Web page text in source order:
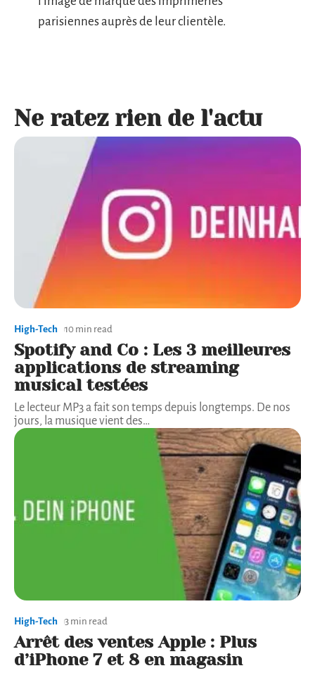
parisiennes auprès de leur clientèle.
Ne ratez rien de l'actu
High-Tech 10 min read
Spotify and Co : Les 3 meilleures
applications de streaming
musical testées
Le lecteur MP3 a fait son temps depuis longtemps. De nos
jours, la musique vient des…
High-Tech 3 min read
Arrêt des ventes Apple : Plus
d’iPhone 7 et 8 en magasin